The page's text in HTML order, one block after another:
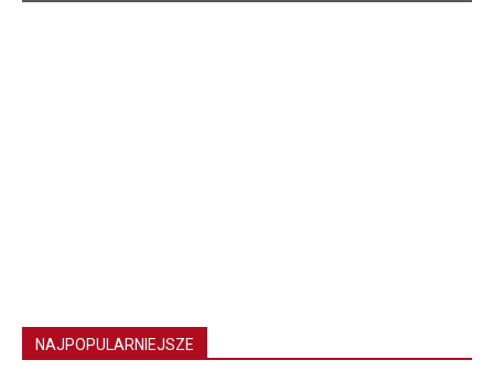
NAJPOPULARNIEJSZE